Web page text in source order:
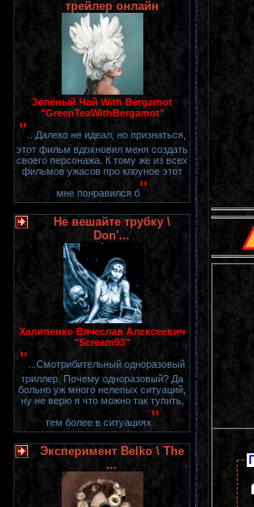
трейлер онлайн
Зелёный Чай With Bergamot
"GreenTeaWithBergamot"
" ...Далеко не идеал, но признаться,
этот фильм вдохновил меня создать
своего персонажа. К тому же из всех
фильмов ужасов про клоунов этот
мне понравился б"
Не вешайте трубку \
Don'...
Халипенко Вячеслав Алексеевич
"Scream93"
" ...Смотрибительный одноразовый
триллер. Почему одноразовый? Да
больно уж много нелепых ситуаций,
ну не верю я что можно так тупить,
тем более в ситуациях"
Эксперимент Belko \ The
...